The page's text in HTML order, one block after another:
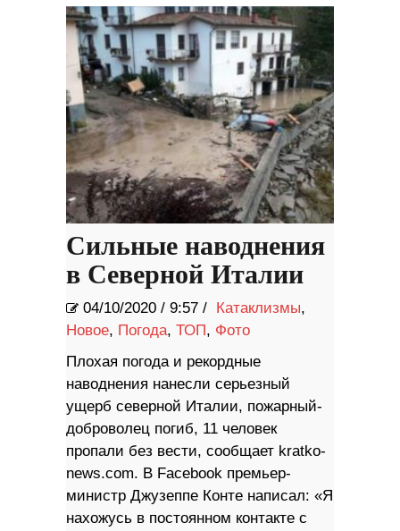
Сильные наводнения
в Северной Италии
04/10/2020 / 9:57 / Катаклизмы,
Новое, Погода, ТОП, Фото
Плохая погода и рекордные
наводнения нанесли серьезный
ущерб северной Италии, пожарный-
доброволец погиб, 11 человек
пропали без вести, сообщает kratko-
news.com. В Facebook премьер-
министр Джузеппе Конте написал: «Я
нахожусь в постоянном контакте с